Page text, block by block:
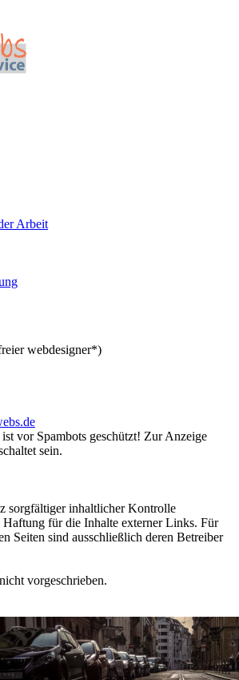
Arbeit
webdesigner*)
vor Spambots geschützt! Zur Anzeige
sein.
sorgfältiger inhaltlicher Kontrolle
für die Inhalte externer Links. Für
Seiten sind ausschließlich deren Betreiber
vorgeschrieben.